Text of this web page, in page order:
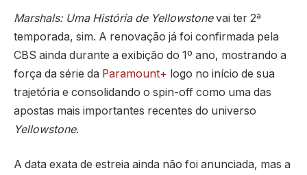
Marshals: Uma História de Yellowstonevai ter 2ª
temporada, sim. A renovação já foi confirmada pela
CBS ainda durante a exibição do 1º ano, mostrando a
força da série da Paramount+ logo no início de sua
trajetória e consolidando o spin-off como uma das
apostas mais importantes recentes do universo
Yellowstone.
A data exata de estreia ainda não foi anunciada, mas a